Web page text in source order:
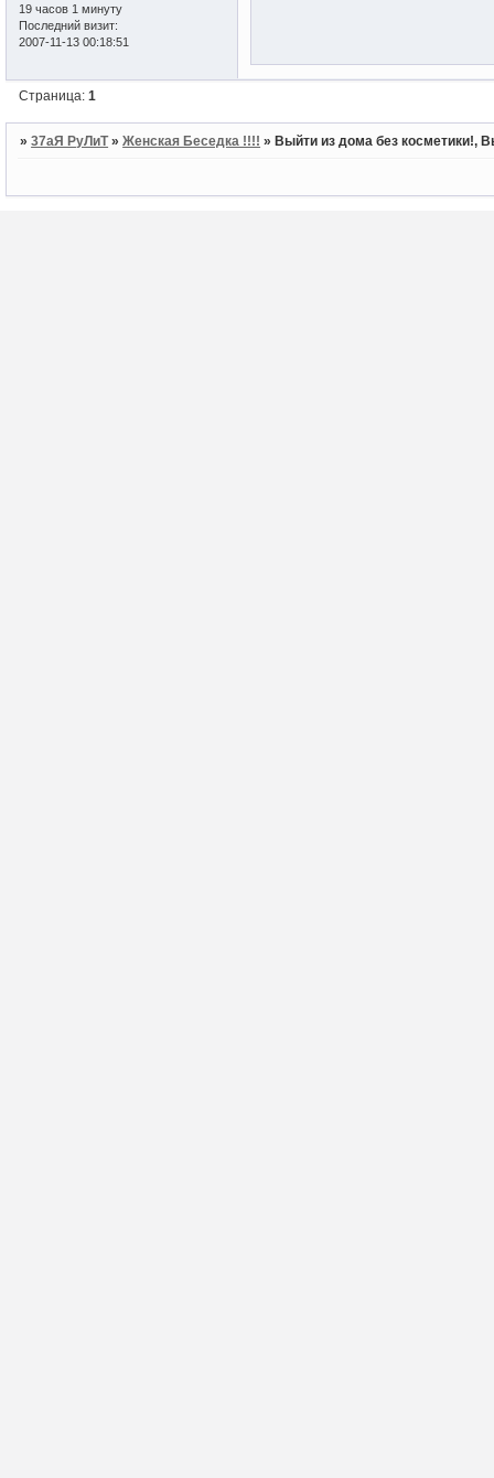
19 часов 1 минуту
Последний визит:
2007-11-13 00:18:51
Страница:1
»37аЯ РуЛиТ »Женская Беседка !!!! » Выйти из дома без косметики!,